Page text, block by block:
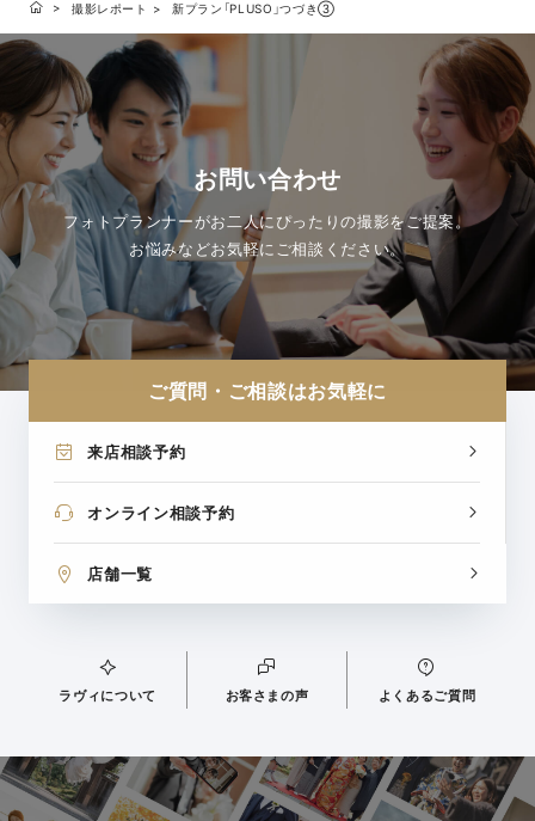
撮影レポート 新プラン「PLUSO」つづき③
お問い合わせ
フォトプランナーがお二人にぴったりの撮影をご提案。
お悩みなどお気軽にご相談ください。
ご質問・ご相談はお気軽に
来店相談予約
オンライン相談予約
店舗一覧
ラヴィについて お客さまの声 よくあるご質問